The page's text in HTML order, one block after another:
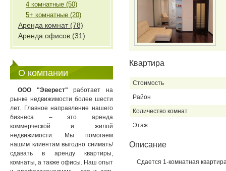
4 комнатные (50)
5+ комнатные (20)
Аренда комнат (78)
Аренда офисов (31)
О компании
ООО "Эверест" работает на
рынке недвижимости более шести
лет. Главное направление нашего
бизнеса – это аренда
коммерческой и жилой
недвижимости. Мы помогаем
нашим клиентам выгодно снимать/
сдавать в аренду квартиры,
комнаты, а также офисы. Наш опыт
Квартира
Стоимость
Район
Количество комнат
Этаж
Описание
Сдается 1-комнатная